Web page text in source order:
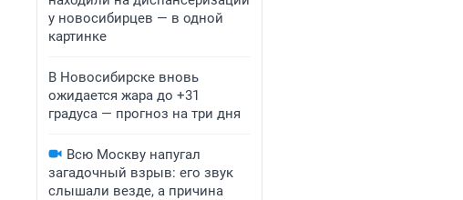
у новосибирцев — в одной
картинке
В Новосибирске вновь
ожидается жара до +31
градуса — прогноз на три дня
Всю Москву напугал
загадочный взрыв: его звук
слышали везде, а причина